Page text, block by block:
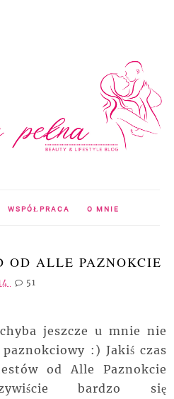
WSPÓŁPRACA O MNIE
OD ALLE PAZNOKCIE
51
jeszcze u mnie nie
:) Jakiś czas
od Alle Paznokcie
bardzo się